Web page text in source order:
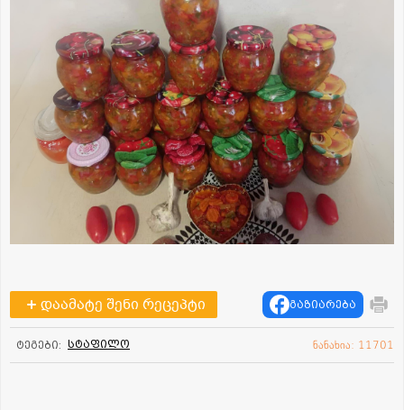
დაამატე შენი რეცეპტი გაზიარება
ტეგები: სტაფილო ნანახია: 11701